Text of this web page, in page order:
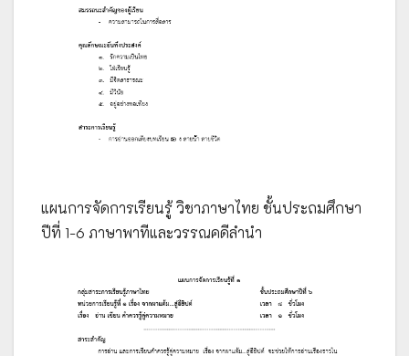
แผนการจัดการเรียนรู้ วิชาภาษาไทย ชั้นประถมศึกษา
ปีที่ 1-6 ภาษาพาทีและวรรณคดีลำนำ